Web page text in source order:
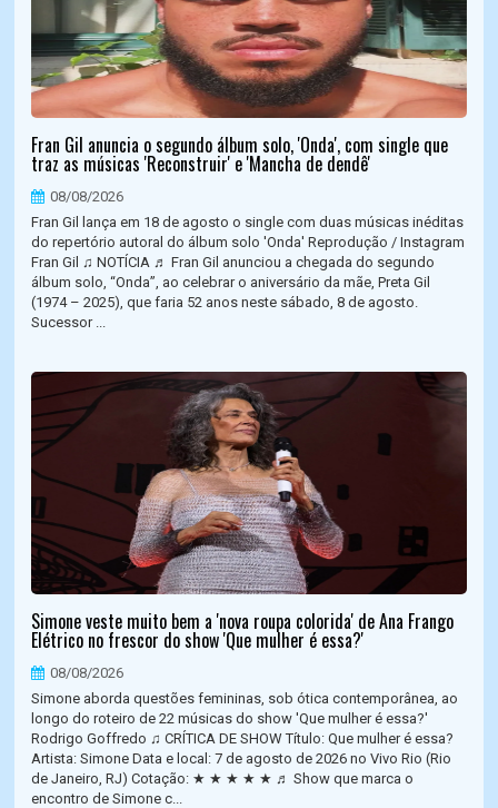
Fran Gil anuncia o segundo álbum solo, 'Onda', com single que
traz as músicas 'Reconstruir' e 'Mancha de dendê'
08/08/2026
Fran Gil lança em 18 de agosto o single com duas músicas inéditas
do repertório autoral do álbum solo 'Onda' Reprodução / Instagram
Fran Gil ♫ NOTÍCIA ♬ Fran Gil anunciou a chegada do segundo
álbum solo, “Onda”, ao celebrar o aniversário da mãe, Preta Gil
(1974 – 2025), que faria 52 anos neste sábado, 8 de agosto.
Sucessor ...
Simone veste muito bem a 'nova roupa colorida' de Ana Frango
Elétrico no frescor do show 'Que mulher é essa?'
08/08/2026
Simone aborda questões femininas, sob ótica contemporânea, ao
longo do roteiro de 22 músicas do show 'Que mulher é essa?'
Rodrigo Goffredo ♫ CRÍTICA DE SHOW Título: Que mulher é essa?
Artista: Simone Data e local: 7 de agosto de 2026 no Vivo Rio (Rio
de Janeiro, RJ) Cotação: ★ ★ ★ ★ ★ ♬ Show que marca o
encontro de Simone c...